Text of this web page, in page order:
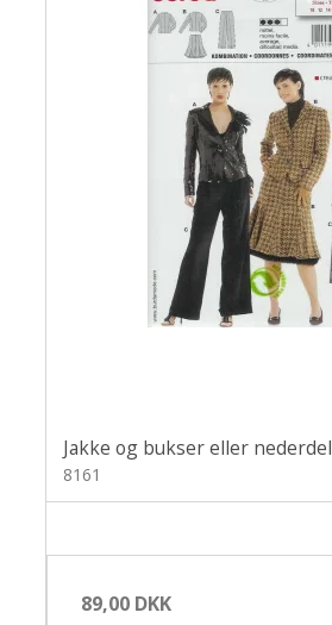
Jakke og bukser eller nederdel
8161
89,00 DKK